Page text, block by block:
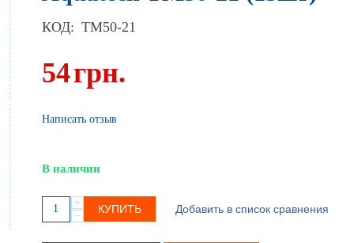
КОД: TM50-21
54грн.
Написать отзыв
В наличии
+
−
КУПИТЬ Добавить в список сравнения